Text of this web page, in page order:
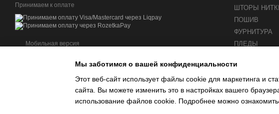
Принимаем к оплате
Мобильная версия
ШТОРЫ
ПОШИВ
ФУРНИТУРА
ПЛЕДЫ
Мы заботимся о вашей конфиденциальности
Этот веб-сайт использует файлы cookie для маркетинга и
сайта. Вы можете изменить это в настройках вашего
использование файлов cookie. Подробнее можно